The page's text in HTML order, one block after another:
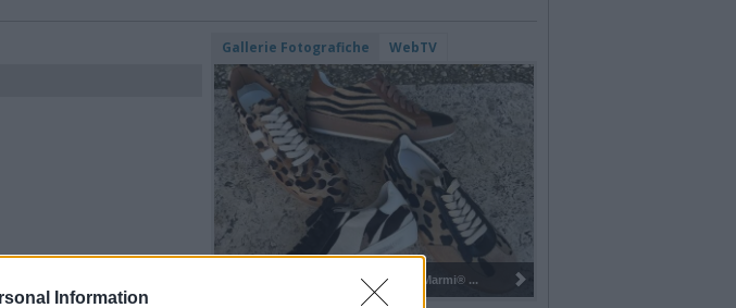
Information
Gallerie Fotografiche WebTV
Pulizia del bosco del Rugareto a ...